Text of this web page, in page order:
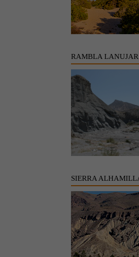
RAMBLA LANUJAR
SIERRA